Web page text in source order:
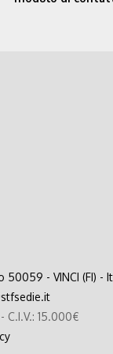
50059 - VINCI (FI) -
C.I.V.: 15.000€